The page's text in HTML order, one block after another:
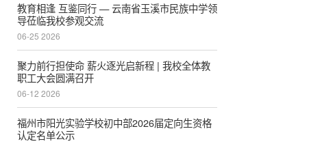
教育相逢 互鉴同行 — 云南省玉溪市民族中学领
导莅临我校参观交流
06-25 2026
聚力前行担使命 薪火逐光启新程 | 我校全体教
职工大会圆满召开
06-12 2026
福州市阳光实验学校初中部2026届定向生资格
认定名单公示